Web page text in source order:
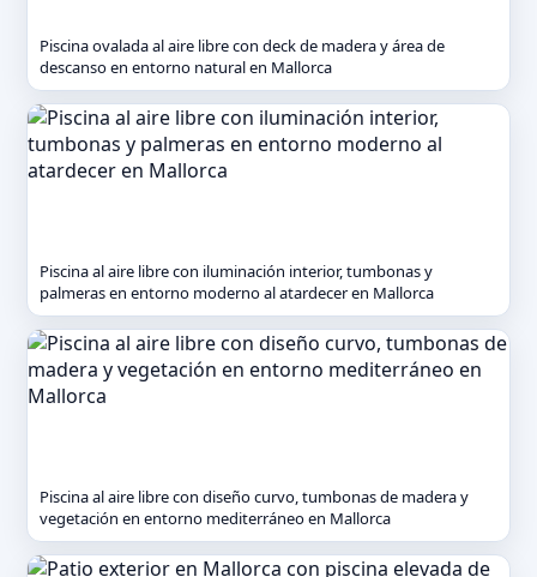
Piscina ovalada al aire libre con deck de madera y área de
descanso en entorno natural en Mallorca
Piscina al aire libre con iluminación interior, tumbonas y
palmeras en entorno moderno al atardecer en Mallorca
Piscina al aire libre con diseño curvo, tumbonas de madera y
vegetación en entorno mediterráneo en Mallorca